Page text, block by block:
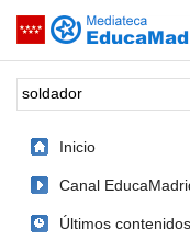
Saltar navegación
Palabra o frase:
Inicio
Canal
Últimos contenidos